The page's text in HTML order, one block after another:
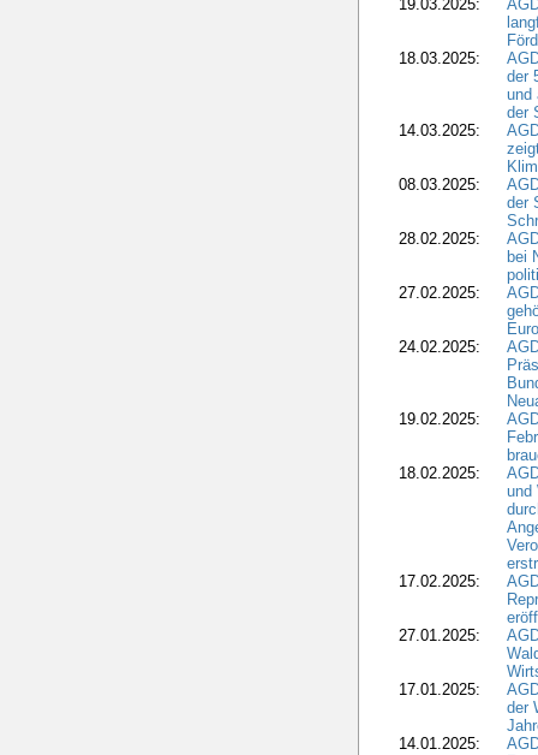
19.03.2025:
18.03.2025:
der
und
der
14.03.2025:
08.03.2025:
der
28.02.2025:
bei
27.02.2025:
24.02.2025:
19.02.2025:
18.02.2025:
und
17.02.2025:
27.01.2025:
17.01.2025:
der
14.01.2025: